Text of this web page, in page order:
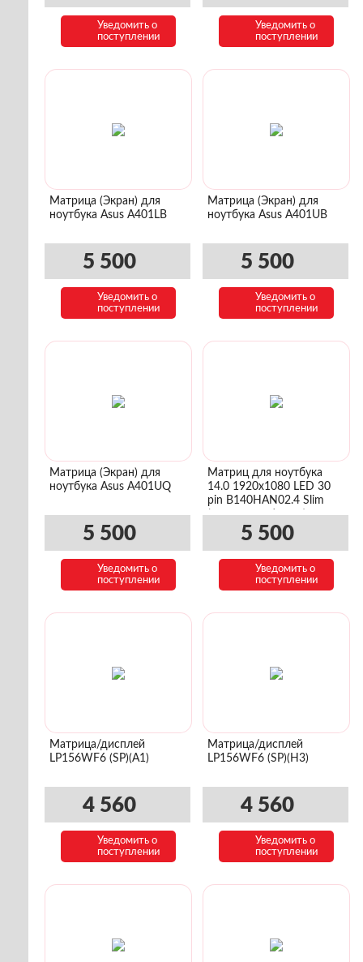
Уведомить о
поступлении
Уведомить о
поступлении
Матрица (Экран) для
ноутбука Asus A401LB
5 500
Уведомить о
поступлении
Матрица (Экран) для
ноутбука Asus A401UB
5 500
Уведомить о
поступлении
Матрица (Экран) для
ноутбука Asus A401UQ
5 500
Уведомить о
поступлении
Матриц для ноутбука
14.0 1920x1080 LED 30
pin B140HAN02.4 Slim
(уши сверху/снизу)
5 500
Уведомить о
поступлении
Матрица/дисплей
LP156WF6 (SP)(A1)
4 560
Уведомить о
поступлении
Матрица/дисплей
LP156WF6 (SP)(H3)
4 560
Уведомить о
поступлении